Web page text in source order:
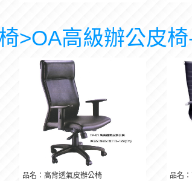
>OA高級辦公皮
品名：高背透氣皮辦公椅
品名